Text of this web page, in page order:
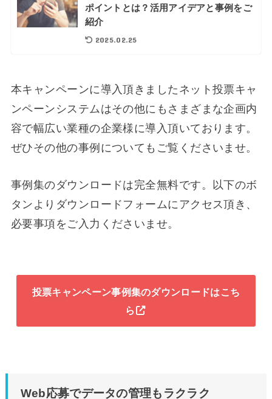
ポイントとは？活用アイデアと事例をご
紹介
2025.02.25
本キャンペーンに導入頂きましたネット投票キャ
ンペーンシステムはその他にもさまざまな企画内
容で幅広い業種の企業様に導入頂いております。
ぜひその他の事例についてもご覧くださいませ。
事例集のダウンロードは完全無料です。以下のボ
タンよりダウンロードフォームにアクセス頂き、
必要事項をご入力くださいませ。
投票キャンペーン事例集のダウンロードはこち
ら
Web応募でデータの管理もラクラク